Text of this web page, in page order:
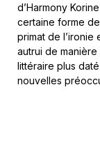
d’Harmony
certaine forme
primat de l’ironie
autrui de
littéraire plus
nouvelles